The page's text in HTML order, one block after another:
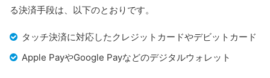
る決済手段は、以下のとおりです。
タッチ決済に対応したクレジットカードやデビットカード
Apple PayやGoogle Payなどのデジタルウォレット